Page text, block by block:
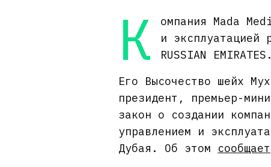
К
омпания Mada
и эксплуатацией
RUSSIAN EMIRATES.
Его Высочество шейх
президент, премьер-
закон о создании
управлением и
Дубая. Об этом сообщает